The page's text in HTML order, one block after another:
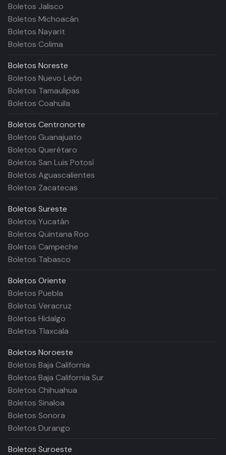
Boletos Jalisco
Boletos Michoacán
Boletos Nayarit
Boletos Colima
Boletos Noreste
Boletos Nuevo León
Boletos Tamaulipas
Boletos Coahuila
Boletos Centronorte
Boletos Guanajuato
Boletos Querétaro
Boletos San Luis Potosí
Boletos Aguascalientes
Boletos Zacatecas
Boletos Sureste
Boletos Yucatán
Boletos Quintana Roo
Boletos Campeche
Boletos Tabasco
Boletos Oriente
Boletos Puebla
Boletos Veracruz
Boletos Hidalgo
Boletos Tlaxcala
Boletos Noroeste
Boletos Baja California
Boletos Baja California Sur
Boletos Chihuahua
Boletos Sinaloa
Boletos Sonora
Boletos Durango
Boletos Suroeste